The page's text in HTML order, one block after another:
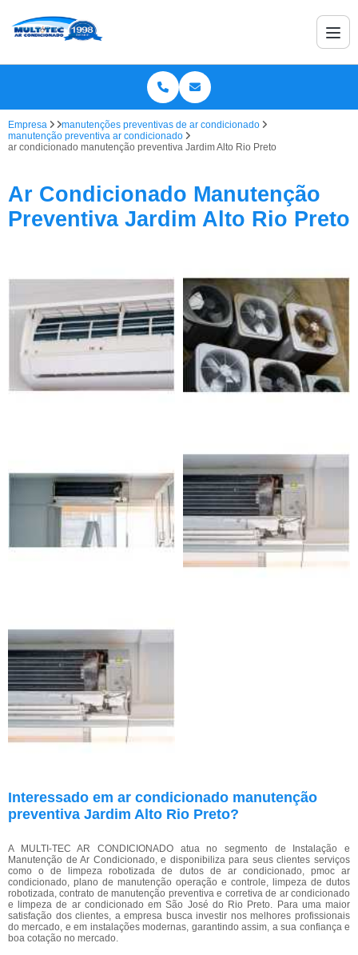
Empresa
manutenções preventivas de ar condicionado
manutenção preventiva ar condicionado
ar condicionado manutenção preventiva Jardim Alto Rio Preto
Ar Condicionado Manutenção
Preventiva Jardim Alto Rio Preto
Interessado em ar condicionado manutenção
preventiva Jardim Alto Rio Preto?
A MULTI-TEC AR CONDICIONADO atua no segmento de Instalação e
Manutenção de Ar Condicionado, e disponibiliza para seus clientes serviços
como o de limpeza robotizada de dutos de ar condicionado, pmoc ar
condicionado, plano de manutenção operação e controle, limpeza de dutos
robotizada, contrato de manutenção preventiva e corretiva de ar condicionado
e limpeza de ar condicionado em São José do Rio Preto. Para uma maior
satisfação dos clientes, a empresa busca investir nos melhores profissionais
do mercado, e em instalações modernas, garantindo assim, a sua confiança e
boa cotação no mercado.